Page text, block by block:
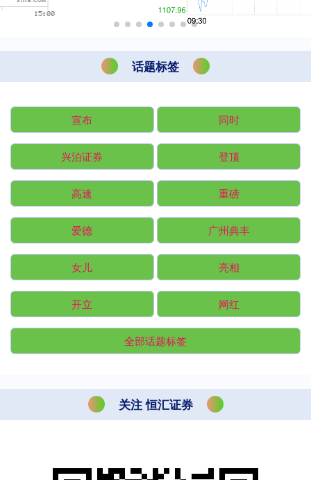
话题标签
宣布 同时
兴泊证券 登顶
高速 重磅
爱德 广州典丰
女儿 亮相
开立 网红
全部话题标签
关注 恒汇证券